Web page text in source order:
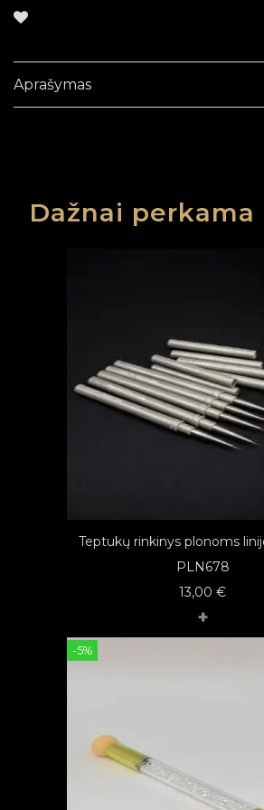
Aprašymas
Dažnai
Teptukų rinkinys plonoms
PLN678
13,00 €
+
-5%